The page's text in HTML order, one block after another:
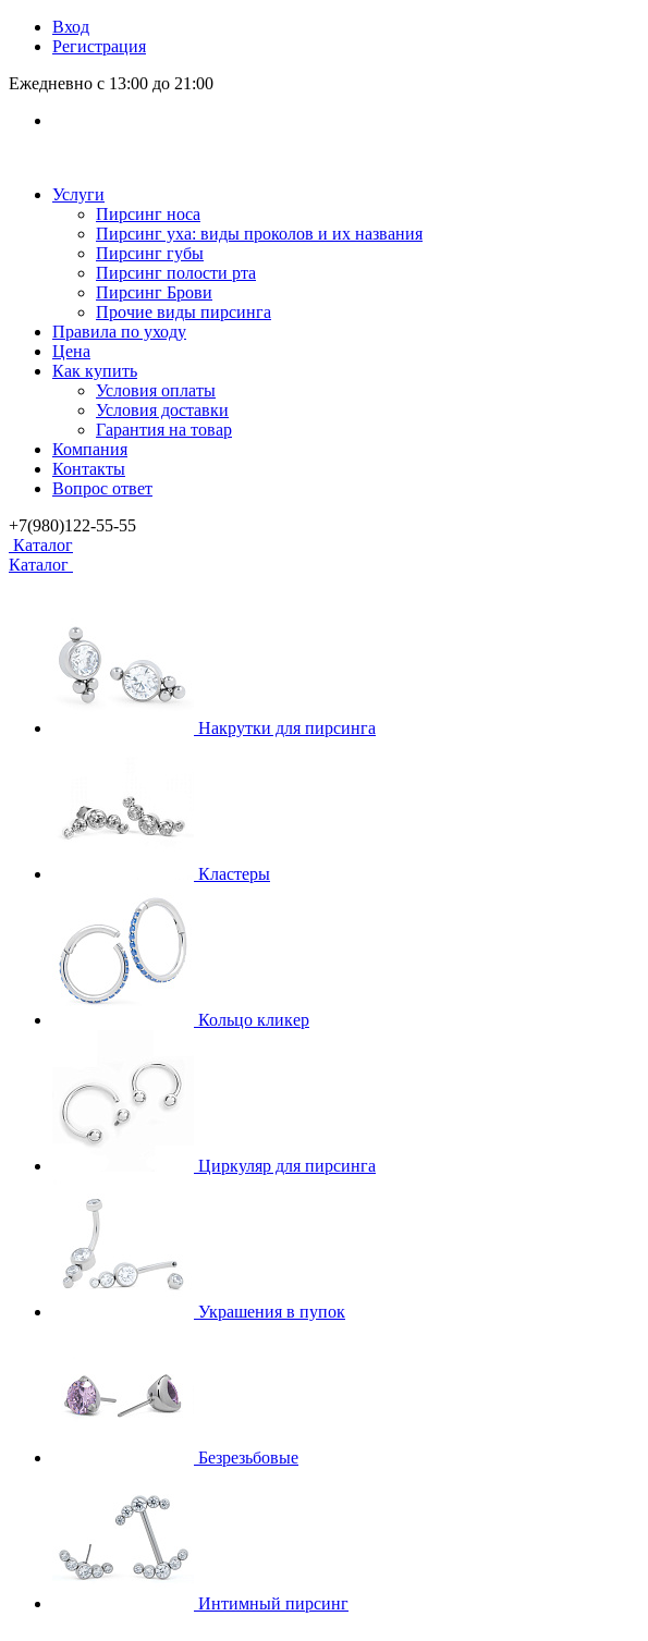
Вход
Регистрация
Ежедневно с 13:00 до 21:00
Услуги
Пирсинг носа
Пирсинг уха: виды проколов и их названия
Пирсинг губы
Пирсинг полости рта
Пирсинг Брови
Прочие виды пирсинга
Правила по уходу
Цена
Как купить
Условия оплаты
Условия доставки
Гарантия на товар
Компания
Контакты
Вопрос ответ
+7(980)122-55-55
Каталог
Каталог
Накрутки для пирсинга
Кластеры
Кольцо кликер
Циркуляр для пирсинга
Украшения в пупок
Безрезьбовые
Интимный пирсинг